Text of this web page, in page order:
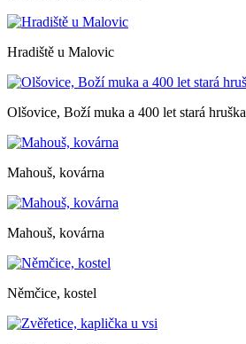
Hradiště u Malovic
Olšovice, Boží muka a 400 let stará hruška
Mahouš, kovárna
Mahouš, kovárna
Němčice, kostel